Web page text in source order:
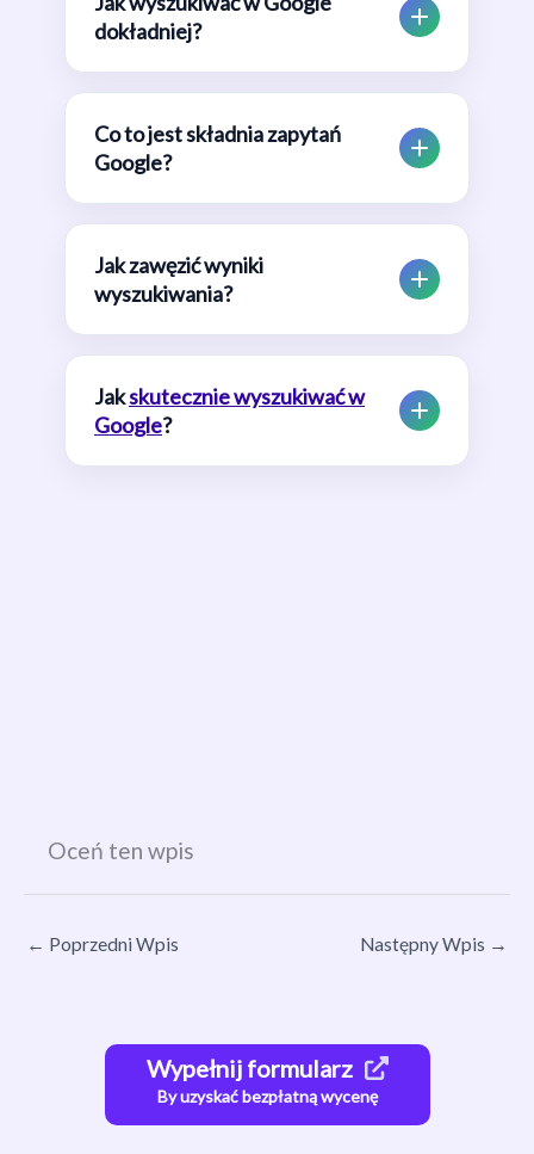
dokładniej?
Co to jest składnia zapytań
Google?
Jak zawęzić wyniki
wyszukiwania?
Jakskutecznie wyszukiwać w
Google?
Oceń ten wpis
← Poprzedni Wpis Następny Wpis →
Wypełnij formularz
By uzyskać bezpłatną wycenę